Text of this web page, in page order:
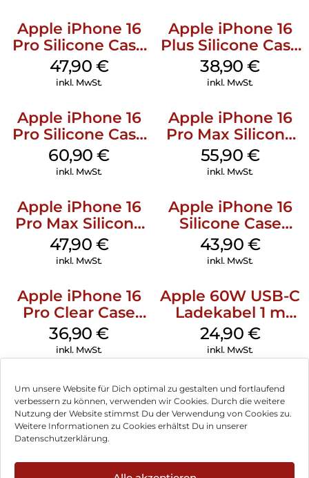
Um unsere Website für Dich optimal zu gestalten und fortlaufend
verbessern zu können, verwenden wir Cookies. Durch die weitere
Nutzung der Website stimmst Du der Verwendung von Cookies zu.
Weitere Informationen zu Cookies erhältst Du in unserer
Datenschutzerklärung.
Apple iPhone 16
Pro Silicone Case
MagSafe Denim
47,90 €
inkl. MwSt.
Apple iPhone 16
Plus Silicone Case
MagSafe Denim
38,90€
inkl. MwSt.
Apple iPhone 16
Pro Silicone Case
MagSafe Stone
Gray
60,90€
inkl. MwSt.
Apple iPhone 16
Pro Max Silicone
Case MagSafe
Stone Gray
55,90 €
inkl. MwSt.
Apple iPhone 16
Pro Max Silicone
Case MagSafe
Black
47,90 €
inkl. MwSt.
Apple iPhone 16
Silicone Case
MagSafe Plum
43,90 €
inkl. MwSt.
Apple iPhone 16
Pro Clear Case
MagSafe
Transparent
36,90€
inkl. MwSt.
Apple 60W USB-C
Ladekabel 1 m
Weiß
24,90 €
inkl. MwSt.
Impressum